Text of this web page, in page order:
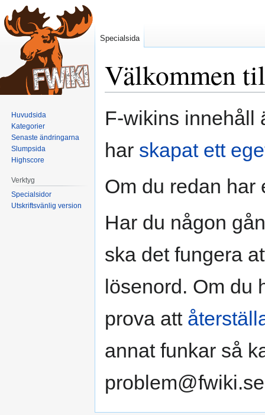
Välkommen
till
till
F-wikins innehåll
har skapat ett
Om du redan
Har du någon
ska det fungera
lösenord. Om du
prova att
annat funkar så
Specialsida
Huvudsida
Kategorier
Senaste ändringarna
Slumpsida
Highscore
Verktyg
Specialsidor
Utskriftsvänlig version